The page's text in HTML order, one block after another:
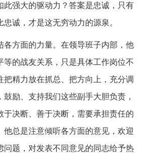
此强大的驱动力？答案是忠诚，只有
诚，才是这无穷动力的源泉。
各方面的力量。在领导班子内部，他
等的战友关系，只是具体工作岗位不
把精力放在抓总、把方向上，充分调
励、支持我们这些副手大胆负责，
于决断、善于决断，需要承担责任的
他总是注意倾听各方面的意见，欢迎
问题，对发表不同意见的同志给予热